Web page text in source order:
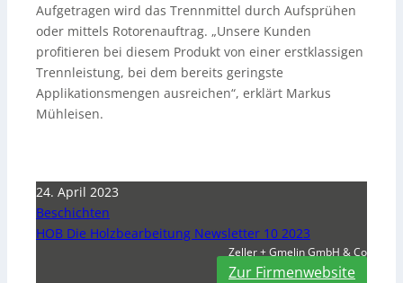
Aufgetragen wird das Trennmittel durch Aufsprühen
oder mittels Rotorenauftrag. „Unsere Kunden
profitieren bei diesem Produkt von einer erstklassigen
Trennleistung, bei dem bereits geringste
Applikationsmengen ausreichen“, erklärt Markus
Mühleisen.
24. April 2023
Beschichten
HOB Die Holzbearbeitung Newsletter 10 2023
Zeller + Gmelin GmbH & Co
Zur Firmenwebsite